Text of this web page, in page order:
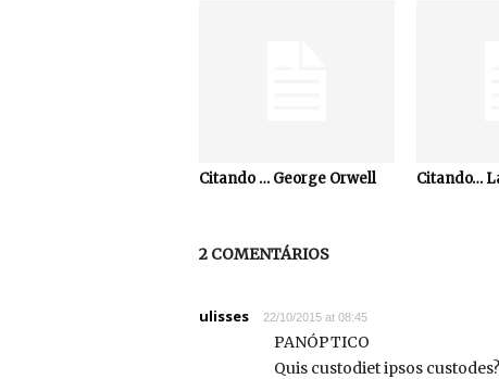
Citando … George Orwell Citando…
2 COMENTÁRIOS
ulisses 22/10/2015 at 08:45
PANÓPTICO
Quis custodiet ipsos